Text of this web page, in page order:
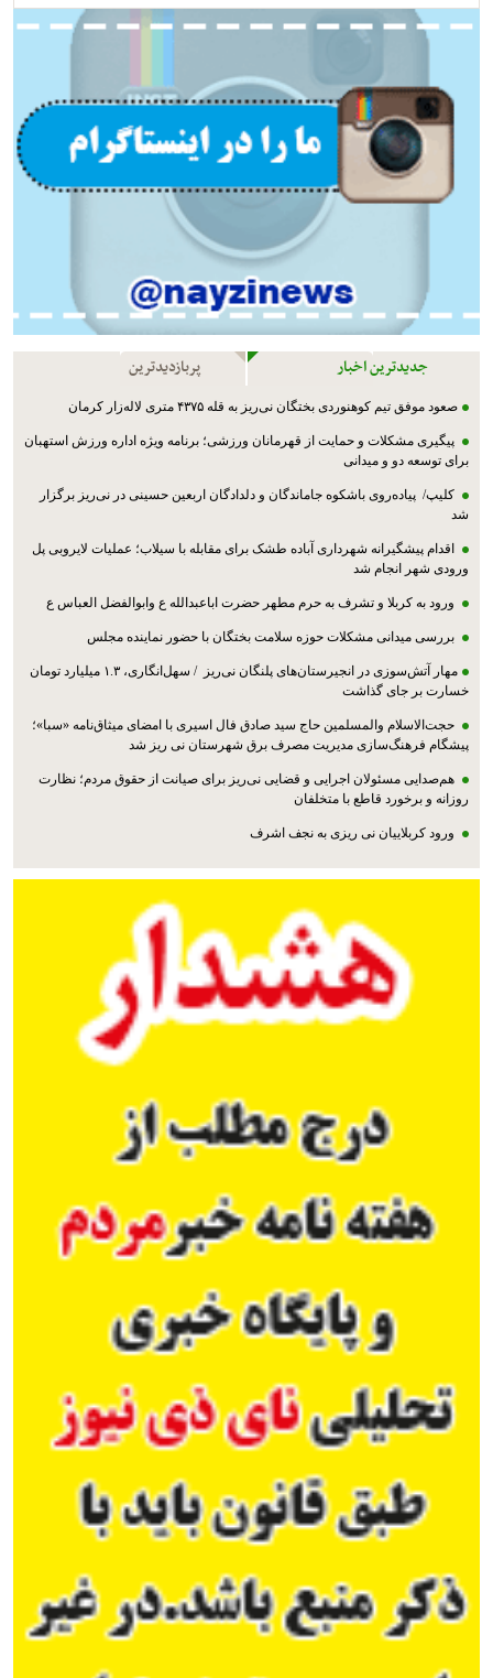
جدیدترین اخبار پربازدیدترین
صعود موفق تیم کوهنوردی بختگان نی‌ریز به قله ۴۳۷۵ متری لاله‌زار کرمان
پیگیری مشکلات و حمایت از قهرمانان ورزشی؛ برنامه ویژه اداره ورزش استهبان
برای توسعه دو و میدانی
کلیپ/ پیاده‌روی باشکوه جاماندگان و دلدادگان اربعین حسینی در نی‌ریز برگزار
شد
اقدام پیشگیرانه شهرداری آباده طشک برای مقابله با سیلاب؛ عملیات لایروبی پل
ورودی شهر انجام شد
ورود به کربلا و تشرف به حرم مطهر حضرت اباعبدالله ع وابوالفضل العباس ع
بررسی میدانی مشکلات حوزه سلامت بختگان با حضور نماینده مجلس
مهار آتش‌سوزی در انجیرستان‌های پلنگان نی‌ریز / سهل‌انگاری، ۱.۳ میلیارد تومان
خسارت بر جای گذاشت
حجت‌الاسلام والمسلمین حاج سید صادق فال اسیری با امضای میثاق‌نامه «سبا»؛
پیشگام فرهنگ‌سازی مدیریت مصرف برق شهرستان نی ریز شد
هم‌صدایی مسئولان اجرایی و قضایی نی‌ریز برای صیانت از حقوق مردم؛ نظارت
روزانه و برخورد قاطع با متخلفان
ورود کربلاییان نی ریزی به نجف اشرف